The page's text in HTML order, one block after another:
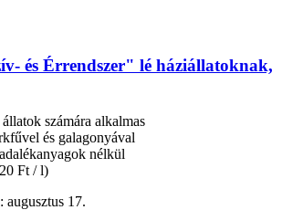
és Érrendszer" lé háziállatoknak,
számára alkalmas
és galagonyával
nélkül
Ft / l)
augusztus 17.